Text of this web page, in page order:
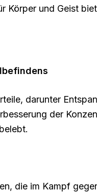
Körper und Geist
darunter
der
die im Kampf